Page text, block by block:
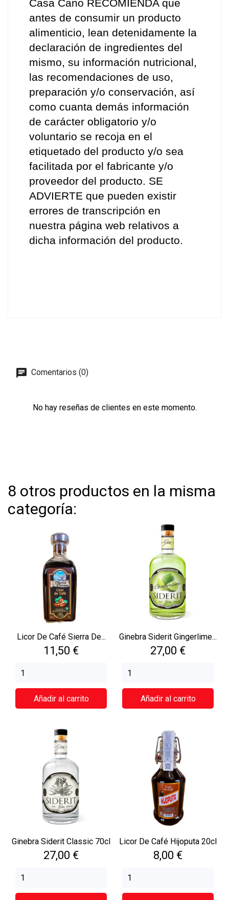
Casa Cano RECOMIENDA que
antes de consumir un producto
alimenticio, lean detenidamente la
declaración de ingredientes del
mismo, su información nutricional,
las recomendaciones de uso,
preparación y/o conservación, así
como cuanta demás información
de carácter obligatorio y/o
voluntario se recoja en el
etiquetado del producto y/o sea
facilitada por el fabricante y/o
proveedor del producto. SE
ADVIERTE que pueden existir
errores de transcripción en
nuestra página web relativos a
dicha información del producto.
Comentarios (0)
No hay reseñas de clientes en este momento.
8 otros productos en la misma
categoría:
Licor De Café Sierra De...
Precio
11,50 €
Añadir al carrito
Ginebra Siderit Gingerlime...
Precio
27,00 €
Añadir al carrito
Ginebra Siderit Classic 70cl
Precio
27,00 €
Licor De Café Hijoputa 20cl
Precio
8,00 €